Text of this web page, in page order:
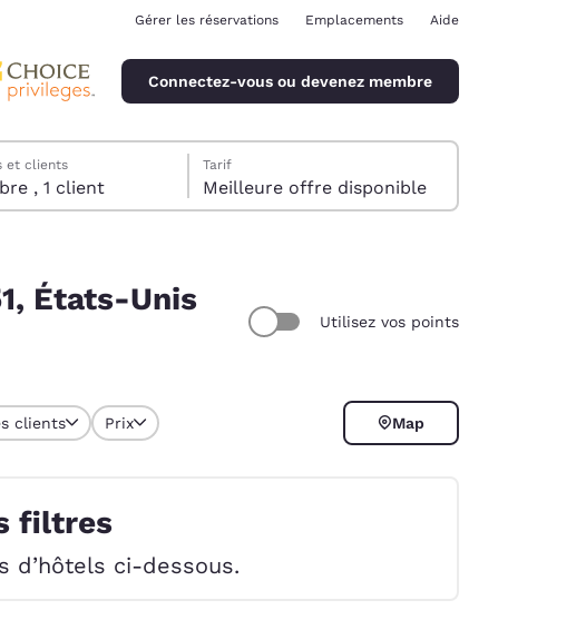
Canada
English
Gérer les réservations Emplacements Aide
Connectez-vous ou devenez membre
et clients
1 Chambre , 1 client
Tarif
Meilleure offre disponible
États-Unis
Utilisez vos points
clients Prix Map
filtres
d’hôtels ci-dessous.